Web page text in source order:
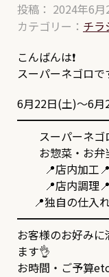
投稿： 2024年6月
カテゴリー： チラ
こんばんは❗
スーパーネゴロで
6月22日(土)～6月
スーパーネゴ
お惣菜・お弁
📍店内加工📍
📍店内調理📍
📍独自の仕入
お客様のお好み
ます👌
お時間・ご予算